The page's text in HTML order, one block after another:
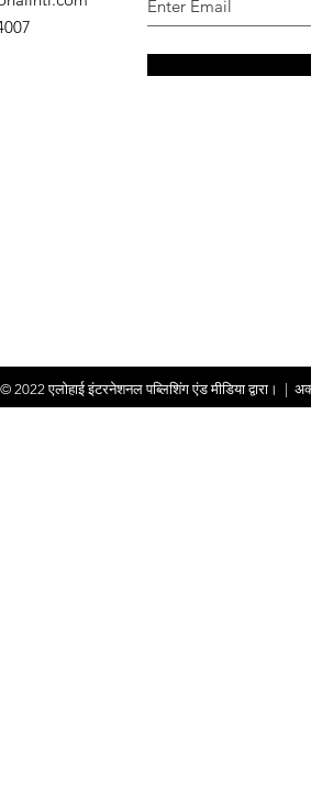
© 2022एलोहाई इंटरनेशनल पब्लिशिंग एंड मीडिया द्वारा।